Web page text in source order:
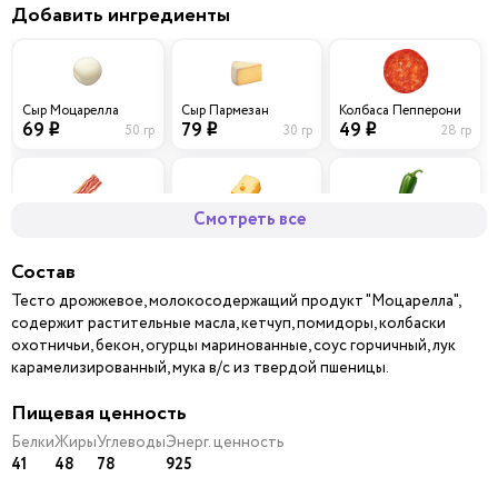
Добавить ингредиенты
Сыр Моцарелла
69 i 50 гр
Сыр Пармезан
79 i 30 гр
Колбаса Пепперони
49 i 28 гр
Сыр Чеддер
Шампиньоны
29i 40 гр
Ветчина
29 i 40 гр
Колбаски Охотничьи
39i
Лук
Смотреть все
Состав
Тесто дрожжевое, молокосодержащий продукт "Моцарелла",
содержит растительные масла, кетчуп, помидоры, колбаски
охотничьи, бекон, огурцы маринованные, соус горчичный, лук
карамелизированный, мука в/с из твердой пшеницы.
Пищевая ценность
Белки
41
Жиры
48
Углеводы
78
Энерг. ценность
925